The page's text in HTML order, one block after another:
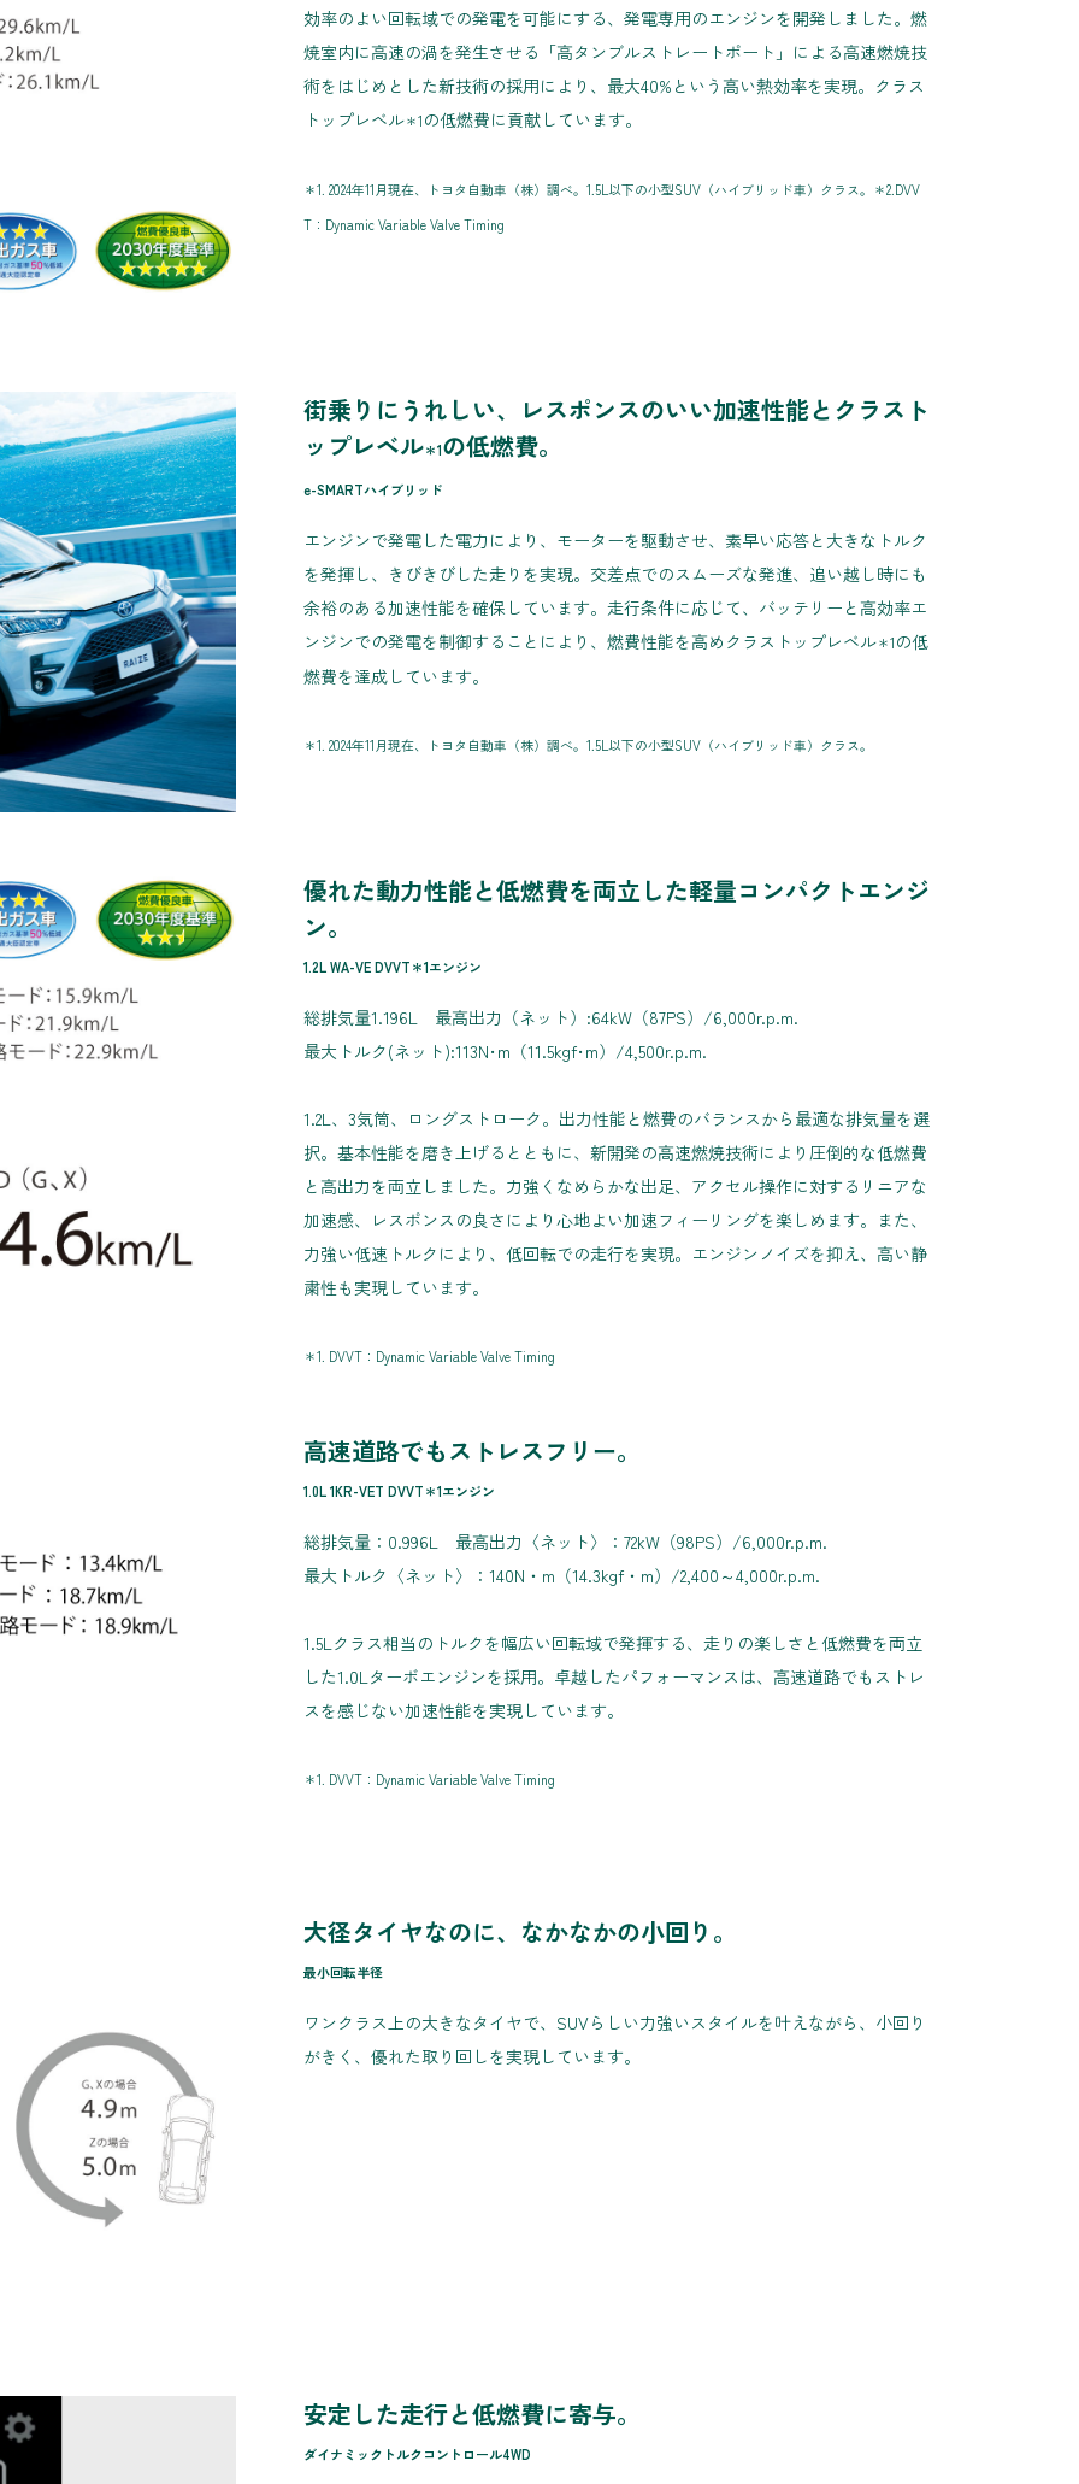
効率のよい回転域での発電を可能にする、発電専用のエンジンを開発しました。燃
焼室内に高速の渦を発生させる「高タンブルストレートポート」による高速燃焼技
術をはじめとした新技術の採用により、最大40%という高い熱効率を実現。クラス
トップレベル＊1の低燃費に貢献しています。
＊1. 2024年11月現在、トヨタ自動車（株）調べ。1.5L以下の小型SUV（ハイブリッド車）クラス。＊2.DVV
T：Dynamic Variable Valve Timing
街乗りにうれしい、レスポンスのいい加速性能とクラスト
ップレベル＊1の低燃費。
e-SMARTハイブリッド
エンジンで発電した電力により、モーターを駆動させ、素早い応答と大きなトルク
を発揮し、きびきびした走りを実現。交差点でのスムーズな発進、追い越し時にも
余裕のある加速性能を確保しています。走行条件に応じて、バッテリーと高効率エ
ンジンでの発電を制御することにより、燃費性能を高めクラストップレベル＊1の低
燃費を達成しています。
＊1. 2024年11月現在、トヨタ自動車（株）調べ。1.5L以下の小型SUV（ハイブリッド車）クラス。
優れた動力性能と低燃費を両立した軽量コンパクトエンジ
ン。
1.2L WA-VE DVVT＊1エンジン
総排気量1.196L 最高出力（ネット）:64kW（87PS）/6,000r.p.m.
最大トルク(ネット):113N･m（11.5kgf･m）/4,500r.p.m.
1.2L、3気筒、ロングストローク。出力性能と燃費のバランスから最適な排気量を選
択。基本性能を磨き上げるとともに、新開発の高速燃焼技術により圧倒的な低燃費
と高出力を両立しました。力強くなめらかな出足、アクセル操作に対するリニアな
加速感、レスポンスの良さにより心地よい加速フィーリングを楽しめます。また、
力強い低速トルクにより、低回転での走行を実現。エンジンノイズを抑え、高い静
粛性も実現しています。
＊1. DVVT：Dynamic Variable Valve Timing
高速道路でもストレスフリー。
1.0L 1KR-VET DVVT＊1エンジン
総排気量：0.996L 最高出力〈ネット〉：72kW（98PS）/6,000r.p.m.
最大トルク〈ネット〉：140N・m（14.3kgf・m）/2,400～4,000r.p.m.
1.5Lクラス相当のトルクを幅広い回転域で発揮する、走りの楽しさと低燃費を両立
した1.0Lターボエンジンを採用。卓越したパフォーマンスは、高速道路でもストレ
スを感じない加速性能を実現しています。
＊1. DVVT：Dynamic Variable Valve Timing
大径タイヤなのに、なかなかの小回り。
最小回転半径
ワンクラス上の大きなタイヤで、SUVらしい力強いスタイルを叶えながら、小回り
がきく、優れた取り回しを実現しています。
安定した走行と低燃費に寄与。
ダイナミックトルクコントロール4WD